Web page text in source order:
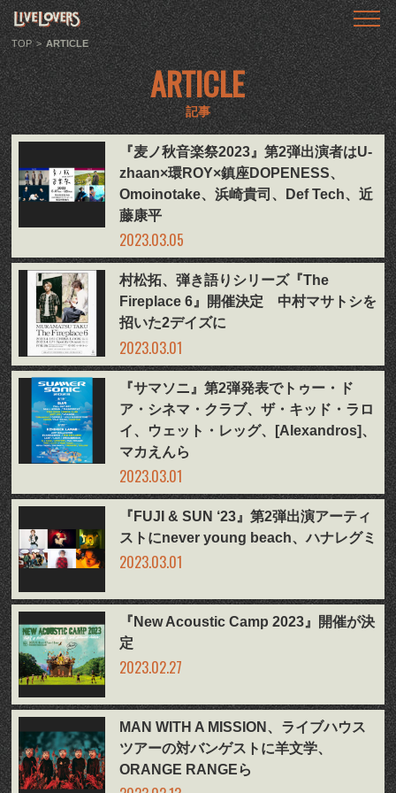
TOP
トップ
ABOUT
LIVE LOVERSとは
SHOWS
ライブ情報
動画番組
PODCAST
音声番組
ARTICLE
記事
TOP > ARTICLE
ARTICLE
記事
『麦ノ秋音楽祭2023』第2弾出演者はU-
zhaan×環ROY×鎮座DOPENESS、
Omoinotake、浜崎貴司、Def Tech、近
藤康平
2023.03.05
村松拓、弾き語りシリーズ『The
Fireplace 6』開催決定 中村マサトシを
招いた2デイズに
2023.03.01
『サマソニ』第2弾発表でトゥー・ド
ア・シネマ・クラブ、ザ・キッド・ラロ
イ、ウェット・レッグ、[Alexandros]、
マカえんら
2023.03.01
『FUJI & SUN ‘23』第2弾出演アーティ
ストにnever young beach、ハナレグミ
2023.03.01
『New Acoustic Camp 2023』開催が決
定
2023.02.27
MAN WITH A MISSION、ライブハウス
ツアーの対バンゲストに羊文学、
ORANGE RANGEら